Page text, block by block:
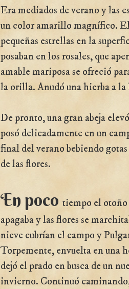
Era mediados de verano y las
un color amarillo magnífico.
pequeñas estrellas en la
posaban en los rosales, que
amable mariposa se ofreció
la orilla. Anudó una hierba a la
De pronto, una gran abeja
posó delicadamente en un
final del verano bebiendo
de las flores.
En poco tiempo el
apagaba y las flores se
nieve cubrían el campo y
Torpemente, envuelta en una
dejó el prado en busca de un
invierno. Continuó